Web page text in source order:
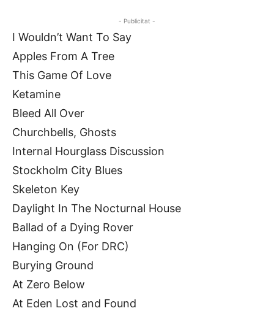
- Publicitat -
I Wouldn’t Want To Say
Apples From A Tree
This Game Of Love
Ketamine
Bleed All Over
Churchbells, Ghosts
Internal Hourglass Discussion
Stockholm City Blues
Skeleton Key
Daylight In The Nocturnal House
Ballad of a Dying Rover
Hanging On (For DRC)
Burying Ground
At Zero Below
At Eden Lost and Found